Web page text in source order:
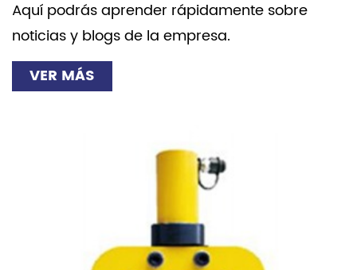
Aquí podrás aprender rápidamente sobre
noticias y blogs de la empresa.
VER MÁS